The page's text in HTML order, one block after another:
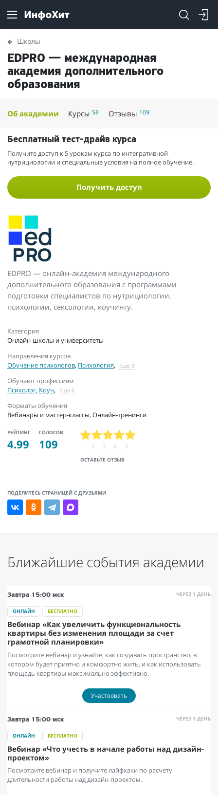
Школы
EDPRO — международная
академия дополнительного
образования
Об академии Курсы58 Отзывы 109
EDPRO — онлайн-академия международного
дополнительного образования с программами
подготовки специалистов по нутрициологии,
психологии, сексологии, коучингу.
Категория
Онлайн-школы и университеты
Направления курсов
Обучение психологов, Психология, Еще 3
Обучают профессиям
Психолог, Коуч, Еще 6
Форматы обучения
Вебинары и мастер-классы, Онлайн-тренинги
РЕЙТИНГ
4.99
ГОЛОСОВ
109
ОСТАВЬТЕ ОТЗЫВ
1 2 3 4 5
ПОДЕЛИТЕСЬ СТРАНИЦЕЙ С ДРУЗЬЯМИ
Бесплатный тест-драйв курса
Получите доступ к 5 урокам курса по интегративной
нутрициологии и специальные условия на полное обучение.
Получить доступ
Ближайшие события академии
ЧЕРЕЗ 1 ДЕНЬ
Завтра 15:00 мск
ОНЛАЙН БЕСПЛАТНО
Вебинар «Как увеличить функциональность
квартиры без изменения площади за счет
грамотной планировки»
Посмотрите вебинар и узнайте, как создавать пространство, в
котором будет приятно и комфортно жить, и как использовать
площадь квартиры максимально эффективно.
Участвовать
ЧЕРЕЗ 1 ДЕНЬ
Завтра 15:00 мск
ОНЛАЙН БЕСПЛАТНО
Вебинар «Что учесть в начале работы над дизайн-
проектом»
Посмотрите вебинар и получите лайфхаки по расчету
длительности работы над дизайн-проектом.